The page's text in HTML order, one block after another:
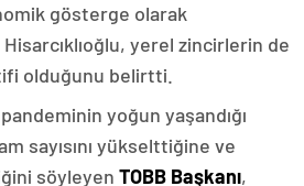
gösterge olarak
Hisarcıklıoğlu, yerel zincirlerin de
olduğunu belirtti.
yoğun yaşandığı
sayısını yükselttiğine ve
söyleyen TOBB Başkanı,